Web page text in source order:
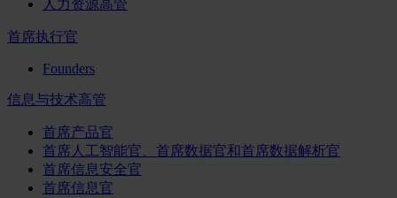
人力资源高管
首席执行官
Founders
信息与技术高管
首席产品官
首席人工智能官、首席数据官和首席数据解析官
首席信息安全官
首席信息官